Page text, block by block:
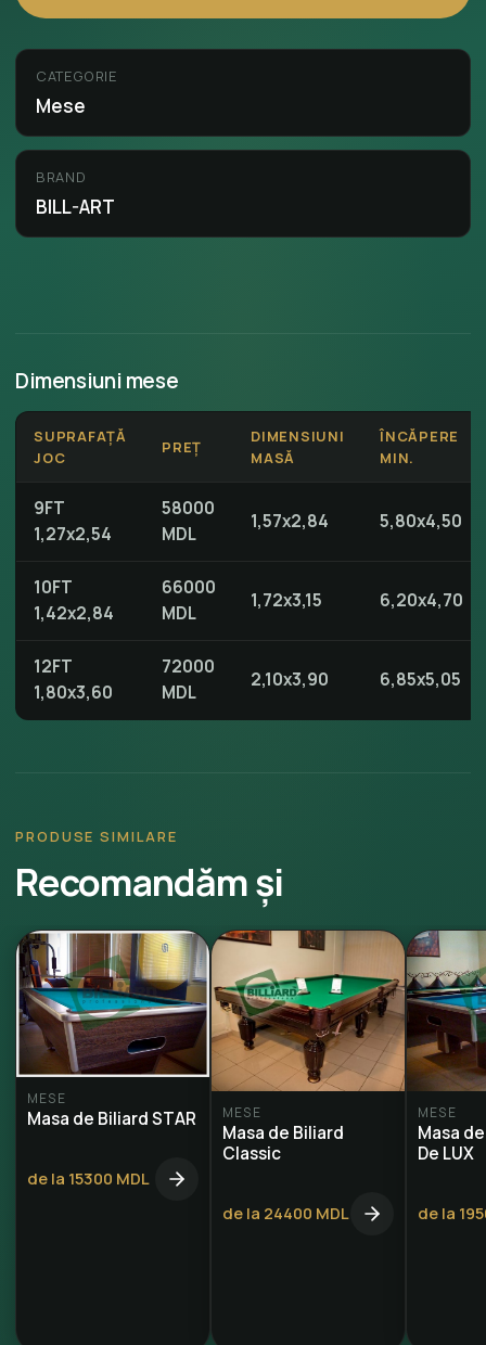
CATEGORIE
Mese
BRAND
BILL-ART
Dimensiuni mese
SUPRAFAȚĂ
JOC
PREȚ
DIMENSIUNI
MASĂ
ÎNCĂPERE
MIN.
9FT
1,27x2,54
58000
MDL
1,57x2,84 5,80x4,50
10FT
1,42x2,84
66000
MDL
1,72x3,15 6,20x4,70
12FT
1,80x3,60
72000
MDL
2,10x3,90 6,85x5,05
PRODUSE SIMILARE
Recomandăm și
MESE
Masa de Biliard STAR
de la 15300 MDL
MESE
Masa de Biliard
Classic
de la 24400 MDL
MESE
Masa
De LUX
de la